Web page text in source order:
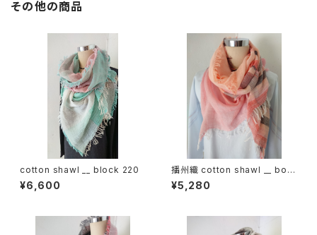
その他の商品
cotton shawl __ block 220
¥6,600
播州織 cotton shawl __ bord
er 160 夕映w
¥5,280